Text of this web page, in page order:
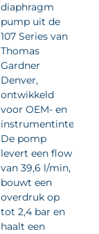
diaphragm
pump uit de
107 Series van
Thomas
Gardner
Denver,
ontwikkeld
voor OEM- en
De pomp
levert een flow
van 39,6 l/min,
bouwt een
overdruk op
tot 2,4 bar en
haalt een